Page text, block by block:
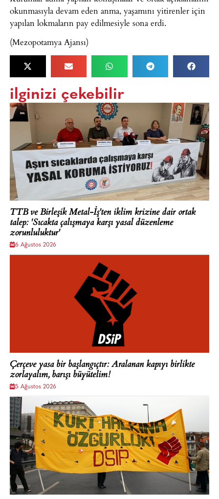
okunmasıyla devam eden anma, yaşamını yitirenler için
yapılan lokmaların pay edilmesiyle sona erdi.
(Mezopotamya Ajansı)
ilginizi çekebilir
TTB ve Birleşik Metal-İş'ten iklim krizine dair ortak
talep: 'Sıcakta çalışmaya karşı yasal düzenleme
zorunluluktur'
6 Ağustos 2026
Çerçeve yasa bir başlangıçtır: Aralanan kapıyı birlikte
zorlayalım, barışı büyütelim!
5 Ağustos 2026